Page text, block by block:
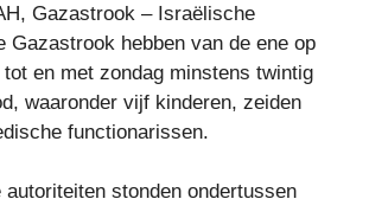
Gazastrook – Israëlische
Gazastrook hebben van de ene op
tot en met zondag minstens twintig
waaronder vijf kinderen, zeiden
functionarissen.
autoriteiten stonden ondertussen